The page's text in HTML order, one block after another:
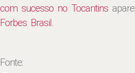
com sucesso no Tocantins
Forbes Brasil.
Fonte: